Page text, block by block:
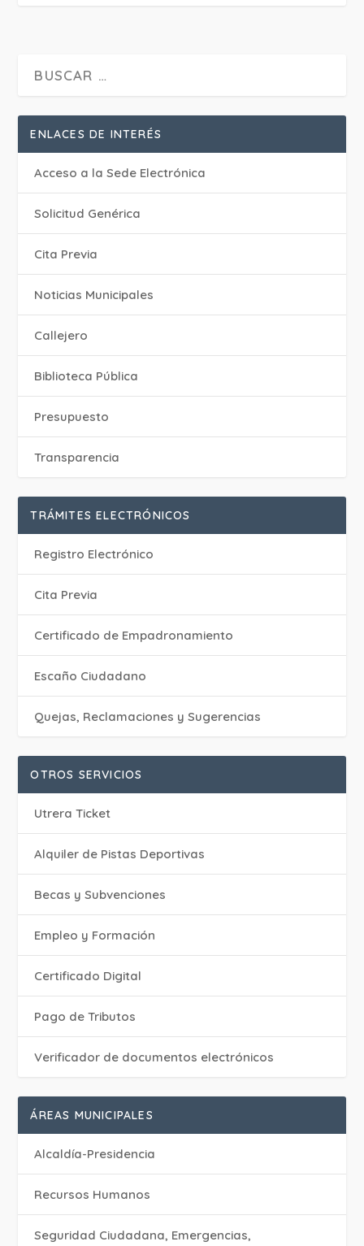
ENLACES DE INTERÉS
Acceso a la Sede Electrónica
Solicitud Genérica
Cita Previa
‎Noticias Municipales
Callejero
Biblioteca Pública
Presupuesto
Transparencia
TRÁMITES ELECTRÓNICOS
Registro Electrónico
Cita Previa
Certificado de Empadronamiento
Escaño Ciudadano
Quejas, Reclamaciones y Sugerencias
OTROS SERVICIOS
Utrera Ticket
Alquiler de Pistas Deportivas
Becas y Subvenciones
Empleo y Formación
Certificado Digital
Pago de Tributos
Verificador de documentos electrónicos
ÁREAS MUNICIPALES
Alcaldía-Presidencia
Recursos Humanos
Seguridad Ciudadana, Emergencias,